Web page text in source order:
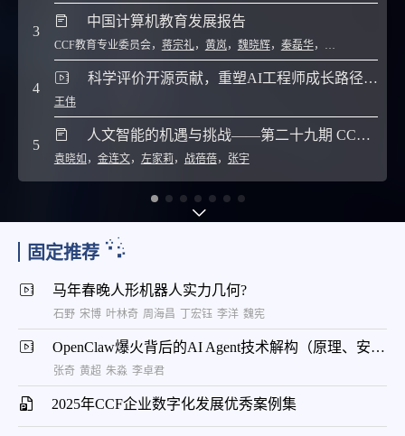
3
中国计算机教育发展报告
CCF教育专业委员会， 蒋宗礼， 黄岚， 魏晓辉， 秦磊华， 张莉
4
科学评价开源贡献，重塑AI工程师成长路径（以 CANN 开源社区为例）-2026CCF未来计算机教育峰会（FCES 2026）
王伟
5
人文智能的机遇与挑战——第二十九期 CCF 秀湖会议报告
袁晓如 ， 金连文， 左家莉， 战蓓蓓， 张宇
固定推荐
马年春晚人形机器人实力几何?
石野 宋博 叶林奇 周海昌 丁宏钰 李洋 魏宪
OpenClaw爆火背后的AI Agent技术解构（原理、安全与云上实践）
张奇 黄超 朱淼 李卓君
2025年CCF企业数字化发展优秀案例集